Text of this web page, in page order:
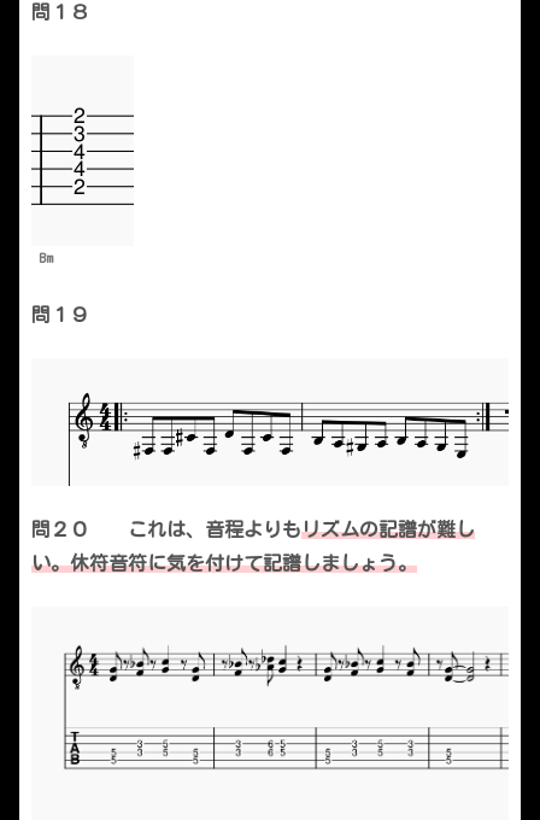
問１８
Bm
問１９
問２０ これは、音程よりもリズムの記譜が難し
い。休符音符に気を付けて記譜しましょう。